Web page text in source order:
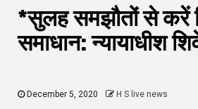
*सुलह समझौतों से करें
समाधान: न्यायाधीश
December 5, 2020 H S live news